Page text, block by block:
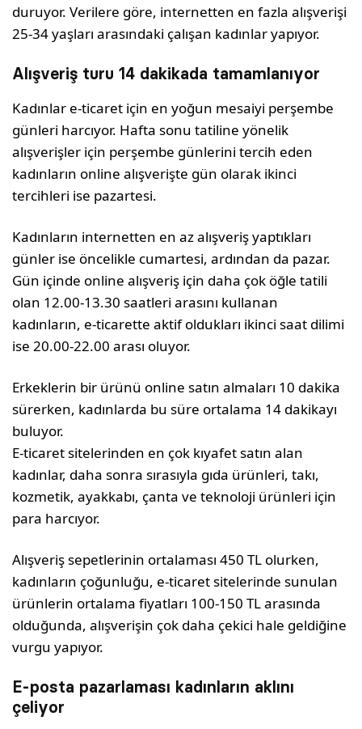
duruyor. Verilere göre, internetten en fazla alışverişi
25-34 yaşları arasındaki çalışan kadınlar yapıyor.
Alışveriş turu 14 dakikada tamamlanıyor
Kadınlar e-ticaret için en yoğun mesaiyi perşembe
günleri harcıyor. Hafta sonu tatiline yönelik
alışverişler için perşembe günlerini tercih eden
kadınların online alışverişte gün olarak ikinci
tercihleri ise pazartesi.
Kadınların internetten en az alışveriş yaptıkları
günler ise öncelikle cumartesi, ardından da pazar.
Gün içinde online alışveriş için daha çok öğle tatili
olan 12.00-13.30 saatleri arasını kullanan
kadınların, e-ticarette aktif oldukları ikinci saat dilimi
ise 20.00-22.00 arası oluyor.
Erkeklerin bir ürünü online satın almaları 10 dakika
sürerken, kadınlarda bu süre ortalama 14 dakikayı
buluyor.
E-ticaret sitelerinden en çok kıyafet satın alan
kadınlar, daha sonra sırasıyla gıda ürünleri, takı,
kozmetik, ayakkabı, çanta ve teknoloji ürünleri için
para harcıyor.
Alışveriş sepetlerinin ortalaması 450 TL olurken,
kadınların çoğunluğu, e-ticaret sitelerinde sunulan
ürünlerin ortalama fiyatları 100-150 TL arasında
olduğunda, alışverişin çok daha çekici hale geldiğine
vurgu yapıyor.
E-posta pazarlaması kadınların aklını
çeliyor